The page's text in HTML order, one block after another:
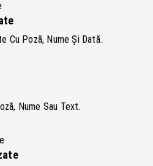
Cu Poză, Nume Și Dată.
Nume Sau Text.